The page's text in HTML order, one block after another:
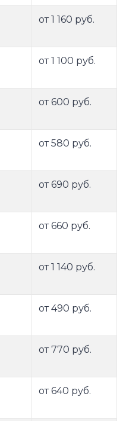
от 1 160 руб.
от 1 100 руб.
от 600 руб.
от 580 руб.
от 690 руб.
от 660 руб.
от 1 140 руб.
от 490 руб.
от 770 руб.
от 640 руб.